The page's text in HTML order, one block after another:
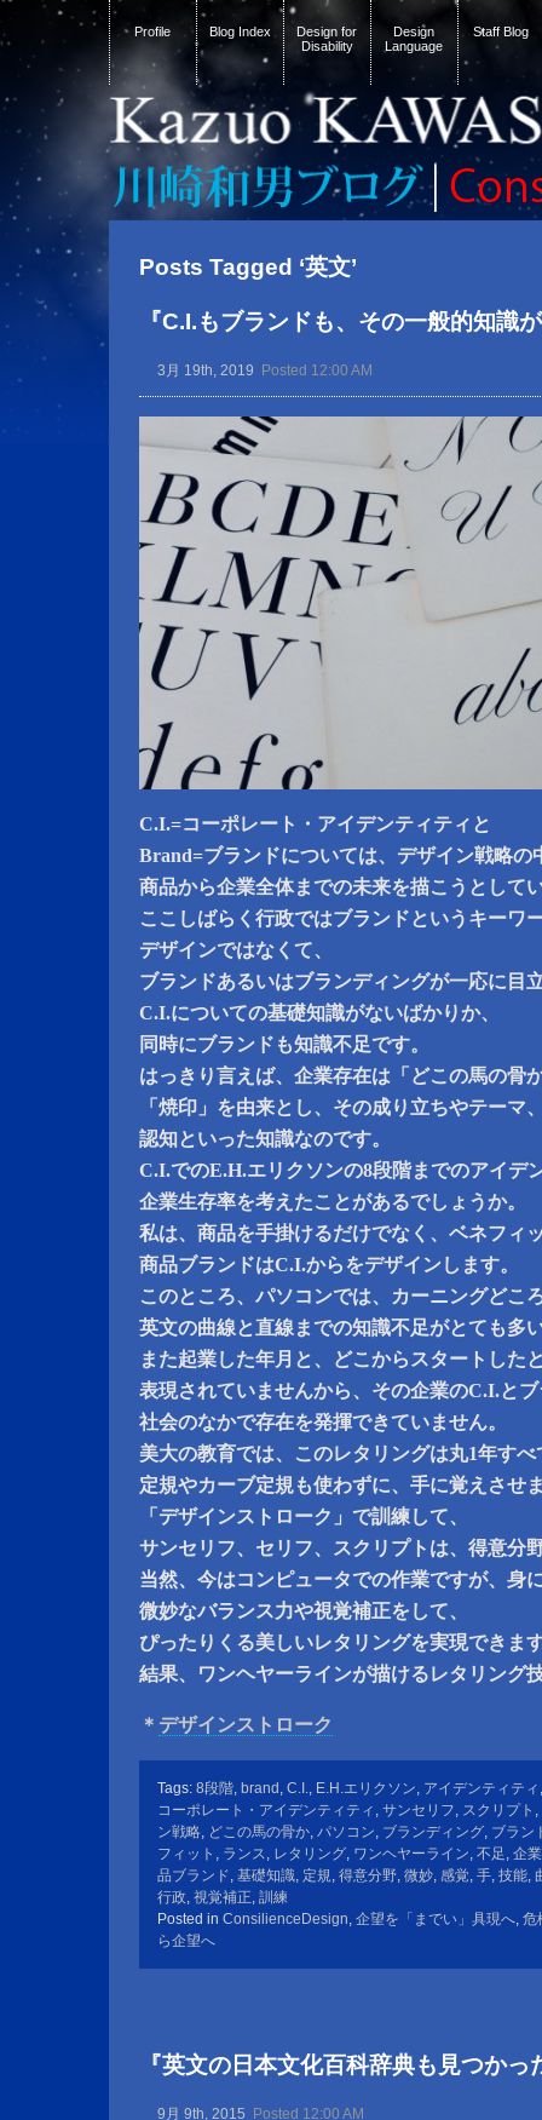
Profile Blog Index
Design for
Disability
Design
Language
Staff Blog
Posts Tagged ‘英文’
『C.I.もブランドも、その一般的知識
3月 19th, 2019 Posted 12:00 AM
C.I.=コーポレート・アイデンティティと
Brand=ブランドについては、デザイン戦略の
商品から企業全体までの未来を描こうとして
ここしばらく行政ではブランドというキーワ
デザインではなくて、
ブランドあるいはブランディングが一応に目
C.I.についての基礎知識がないばかりか、
同時にブランドも知識不足です。
はっきり言えば、企業存在は「どこの馬の骨
「焼印」を由来とし、その成り立ちやテーマ
認知といった知識なのです。
C.I.でのE.H.エリクソンの8段階までのアイデ
企業生存率を考えたことがあるでしょうか。
私は、商品を手掛けるだけでなく、ベネフィ
商品ブランドはC.I.からをデザインします。
このところ、パソコンでは、カーニングどこ
英文の曲線と直線までの知識不足がとても多
また起業した年月と、どこからスタートした
表現されていませんから、その企業のC.I.と
社会のなかで存在を発揮できていません。
美大の教育では、このレタリングは丸1年す
定規やカーブ定規も使わずに、手に覚えさせ
「デザインストローク」で訓練して、
サンセリフ、セリフ、スクリプトは、得意分
当然、今はコンピュータでの作業ですが、身
微妙なバランス力や視覚補正をして、
ぴったりくる美しいレタリングを実現できま
結果、ワンヘヤーラインが描けるレタリング
＊ デザインストローク
Tags: 8段階, brand , C.I., E.H.エリクソン, アイデンティティ
コーポレート・アイデンティティ , サンセリフ, スクリプト ,
ン戦略, どこの馬の骨か, パソコン, ブランディング, ブラン
フィット , ランス, レタリング, ワンヘヤーライン, 不足 , 企
品ブランド, 基礎知識, 定規, 得意分野, 微妙, 感覚, 手, 技能,
行政, 視覚補正, 訓練
Posted in ConsilienceDesign, 企望を「までい」具現へ, 危
ら企望へ
『英文の日本文化百科辞典も見つか
9月 9th, 2015 Posted 12:00 AM